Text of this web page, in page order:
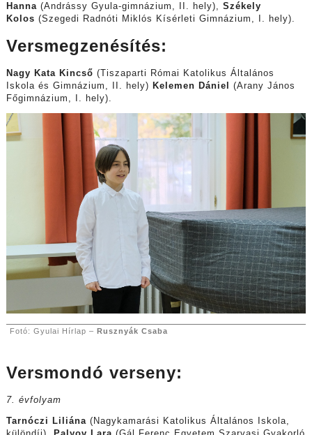
Hanna (Andrássy Gyula-gimnázium, II. hely), Székely
Kolos (Szegedi Radnóti Miklós Kísérleti Gimnázium, I. hely).
Versmegzenésítés:
Nagy Kata Kincső (Tiszaparti Római Katolikus Általános
Iskola és Gimnázium, II. hely) Kelemen Dániel (Arany János
Főgimnázium, I. hely).
Fotó: Gyulai Hírlap – Rusznyák Csaba
Versmondó verseny:
7. évfolyam
Tarnóczi Liliána(Nagykamarási Katolikus Általános Iskola,